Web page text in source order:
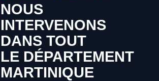
NOUS
INTERVENONS
DANS TOUT
LE DÉPARTEMENT
MARTINIQUE